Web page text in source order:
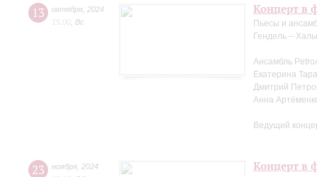
13 октября 2024
15:00 Вс
Концерт в
Пьесы и
Гендель –
Ансамбль
Екатерина
Дмитрий
Анна
Ведущий
23 ноября 2024
Концерт в